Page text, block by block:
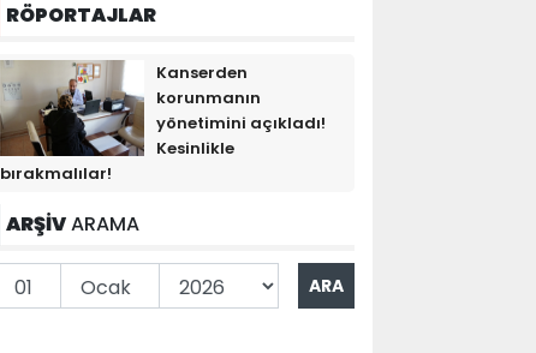
RÖPORTAJLAR
Kanserden
korunmanın
yönetimini açıkladı!
Kesinlikle
bırakmalılar!
ARŞİVARAMA